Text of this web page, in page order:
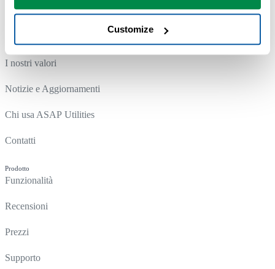
Customize
I nostri valori
Notizie e Aggiornamenti
Chi usa ASAP Utilities
Contatti
Prodotto
Funzionalità
Recensioni
Prezzi
Supporto